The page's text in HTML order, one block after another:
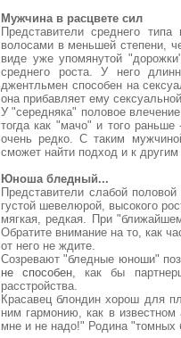
Мужчина в расцвете сил
Представители среднего
волосами в меньшей степени,
виде уже упомянутой
среднего роста. У него
джентльмен способен на
она прибавляет ему
У "середняка" половое
тогда как "мачо" и того
очень редко. С таким
сможет найти подход и к
Юноша бледный...
Представители слабой
густой шевелюрой, высокого
мягкая, редкая. При
Обратите внимание на то, как
от него не ждите.
Созревают "бледные юноши"
не способен, как бы
расстройства.
Красавец блондин хорош для
ним гармонию, как в
мне и не надо!" Родина "томных